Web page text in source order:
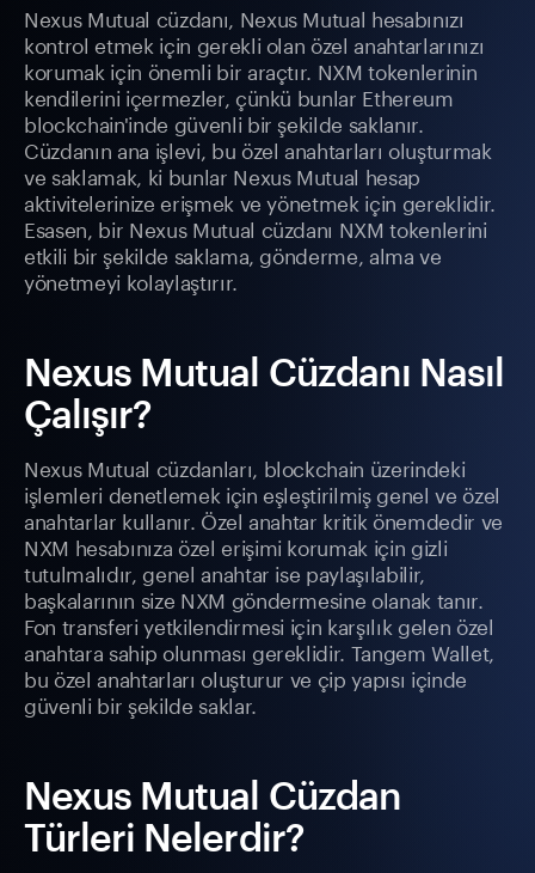
Nexus Mutual cüzdanı, Nexus Mutual hesabınızı
kontrol etmek için gerekli olan özel anahtarlarınızı
korumak için önemli bir araçtır. NXM tokenlerinin
kendilerini içermezler, çünkü bunlar Ethereum
blockchain'inde güvenli bir şekilde saklanır.
Cüzdanın ana işlevi, bu özel anahtarları oluşturmak
ve saklamak, ki bunlar Nexus Mutual hesap
aktivitelerinize erişmek ve yönetmek için gereklidir.
Esasen, bir Nexus Mutual cüzdanı NXM tokenlerini
etkili bir şekilde saklama, gönderme, alma ve
yönetmeyi kolaylaştırır.
Nexus Mutual Cüzdanı Nasıl
Çalışır?
Nexus Mutual cüzdanları, blockchain üzerindeki
işlemleri denetlemek için eşleştirilmiş genel ve özel
anahtarlar kullanır. Özel anahtar kritik önemdedir ve
NXM hesabınıza özel erişimi korumak için gizli
tutulmalıdır, genel anahtar ise paylaşılabilir,
başkalarının size NXM göndermesine olanak tanır.
Fon transferi yetkilendirmesi için karşılık gelen özel
anahtara sahip olunması gereklidir. Tangem Wallet,
bu özel anahtarları oluşturur ve çip yapısı içinde
güvenli bir şekilde saklar.
Nexus Mutual Cüzdan
Türleri Nelerdir?